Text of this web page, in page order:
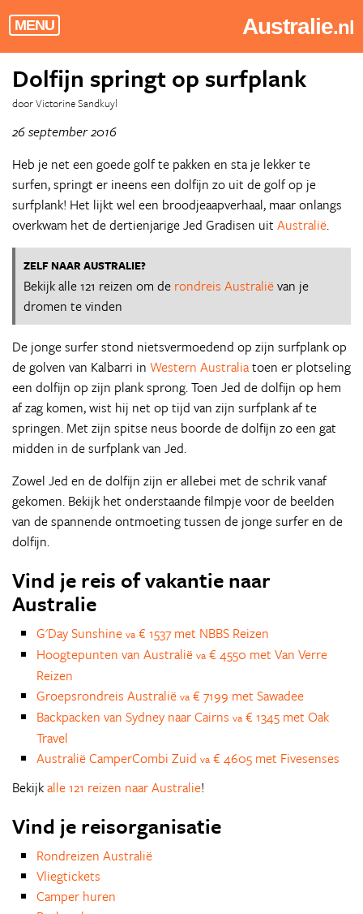
MENU Australie.nl
Dolfijn springt op surfplank
door Victorine Sandkuyl
26 september 2016
Heb je net een goede golf te pakken en sta je lekker te
surfen, springt er ineens een dolfijn zo uit de golf op je
surfplank! Het lijkt wel een broodjeaapverhaal, maar onlangs
overkwam het de dertienjarige Jed Gradisen uit Australië.
ZELF NAAR AUSTRALIE?
Bekijk alle 121 reizen om de rondreis Australiëvan je
dromen te vinden
De jonge surfer stond nietsvermoedend op zijn surfplank op
de golven van Kalbarri in Western Australiatoen er plotseling
een dolfijn op zijn plank sprong. Toen Jed de dolfijn op hem
af zag komen, wist hij net op tijd van zijn surfplank af te
springen. Met zijn spitse neus boorde de dolfijn zo een gat
midden in de surfplank van Jed.
Zowel Jed en de dolfijn zijn er allebei met de schrik vanaf
gekomen. Bekijk het onderstaande filmpje voor de beelden
van de spannende ontmoeting tussen de jonge surfer en de
dolfijn.
Vind je reis of vakantie naar
Australie
G'Day Sunshine va € 1537 met NBBS Reizen
Hoogtepunten van Australië va € 4550 met Van Verre
Reizen
Groepsrondreis Australië va € 7199 met Sawadee
Backpacken van Sydney naar Cairns va € 1345 met Oak
Travel
Australië CamperCombi Zuid va € 4605 met Fivesenses
Bekijkalle 121 reizen naar Australie!
Vind je reisorganisatie
Rondreizen Australië
Vliegtickets
Camper huren